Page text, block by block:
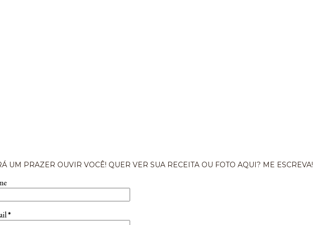
UM PRAZER OUVIR VOCÊ! QUER VER SUA RECEITA OU FOTO AQUI? ME ESCREVA!
*